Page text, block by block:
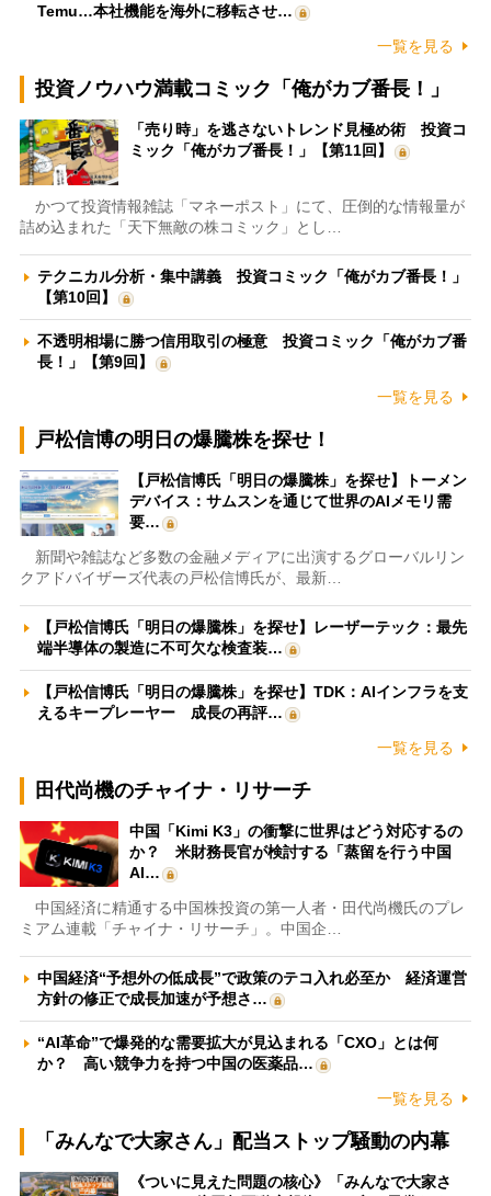
Temu…本社機能を海外に移転させ…
一覧を見る
投資ノウハウ満載コミック「俺がカブ番長！」
「売り時」を逃さないトレンド見極め術 投資コ
ミック「俺がカブ番長！」【第11回】
かつて投資情報雑誌「マネーポスト」にて、圧倒的な情報量が
詰め込まれた「天下無敵の株コミック」とし…
テクニカル分析・集中講義 投資コミック「俺がカブ番長！」
【第10回】
不透明相場に勝つ信用取引の極意 投資コミック「俺がカブ番
長！」【第9回】
一覧を見る
戸松信博の明日の爆騰株を探せ！
【戸松信博氏「明日の爆騰株」を探せ】トーメン
デバイス：サムスンを通じて世界のAIメモリ需
要…
新聞や雑誌など多数の金融メディアに出演するグローバルリン
クアドバイザーズ代表の戸松信博氏が、最新…
【戸松信博氏「明日の爆騰株」を探せ】レーザーテック：最先
端半導体の製造に不可欠な検査装…
【戸松信博氏「明日の爆騰株」を探せ】TDK：AIインフラを支
えるキープレーヤー 成長の再評…
一覧を見る
田代尚機のチャイナ・リサーチ
中国「Kimi K3」の衝撃に世界はどう対応するの
か？ 米財務長官が検討する「蒸留を行う中国
AI…
中国経済に精通する中国株投資の第一人者・田代尚機氏のプレ
ミアム連載「チャイナ・リサーチ」。中国企…
中国経済“予想外の低成長”で政策のテコ入れ必至か 経済運営
方針の修正で成長加速が予想さ…
“AI革命”で爆発的な需要拡大が見込まれる「CXO」とは何
か？ 高い競争力を持つ中国の医薬品…
一覧を見る
「みんなで大家さん」配当ストップ騒動の内幕
《ついに見えた問題の核心》「みんなで大家さ